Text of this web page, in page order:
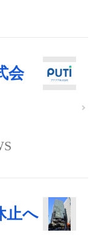
会
止へ